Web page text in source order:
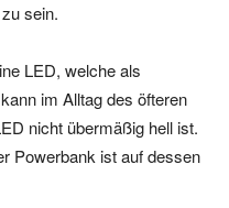
sein.
LED, welche als
im Alltag des öfteren
nicht übermäßig hell ist.
Powerbank ist auf dessen